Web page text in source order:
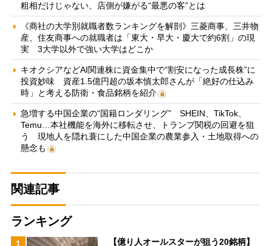
粗相だけじゃない、店側が嫌がる“最悪の客”とは
《商社の大学別就職者数ランキングを解剖》三菱商事、三井物
産、住友商事への就職者は「東大・早大・慶大で約6割」の現
実 3大学以外で強い大学はどこか
キオクシアなどAI関連株に資金集中で“割安になった成長株”に
投資妙味 資産1.5億円超の坂本慎太郎さんが「絶好の仕込み
時」と考える防衛・食品銘柄を紹介
急増する中国企業の“国籍ロンダリング” SHEIN、TikTok、
Temu…本社機能を海外に移転させ、トランプ関税の回避を狙
う 現地人を隠れ蓑にした中国企業の農業参入・土地取得への
懸念も
関連記事
ランキング
1
【億り人オールスターが狙う20銘柄】